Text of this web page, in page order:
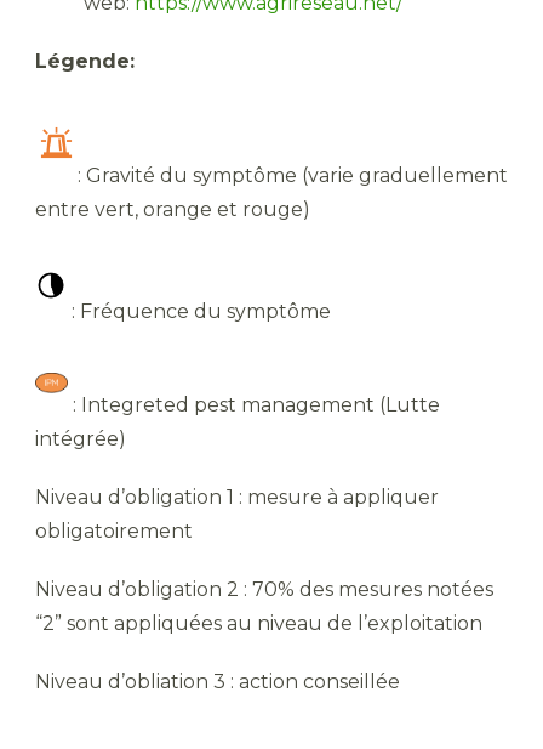
Légende:
: Gravité du symptôme (varie graduellement
entre vert, orange et rouge)
: Fréquence du symptôme
: Integreted pest management (Lutte
intégrée)
Niveau d’obligation 1 : mesure à appliquer
obligatoirement
Niveau d’obligation 2 : 70% des mesures notées
“2” sont appliquées au niveau de l’exploitation
Niveau d’obliation 3 : action conseillée